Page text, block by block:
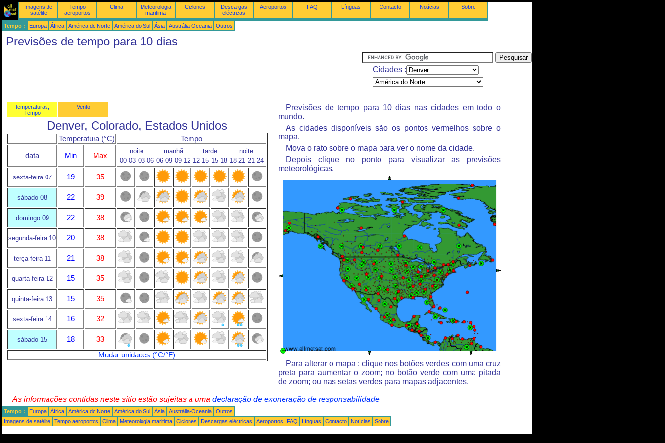
Imagens de
satélite
Tempo
aeroportos
Clima
Meteorologia
maritima
Ciclones
Descargas
eléctricas
Aeroportos FAQ Línguas Contacto Notícias Sobre
Tempo : Europa África América do Norte América do Sul Ásia Austrália-Oceania Outros
Previsões de tempo para 10 dias
Cidades :
temperaturas,
Tempo
Vento
Denver, Colorado, Estados Unidos
Temperatura (°C) Tempo
data Min Max
noite manhã tarde
noite
00-03 03-06 06-09 09-12 12-15 15-18 18-21 21-24
sexta-feira 07 19 35
sábado 08 22 39
domingo 09 22 38
segunda-feira 10 20 38
terça-feira 11 21 38
quarta-feira 12 15 35
quinta-feira 13 15 35
sexta-feira 14 16 32
sábado 15 18
33
Mudar unidades (°C/°F)
Previsões de tempo para 10 dias nas cidades em todo o
mundo.
As cidades disponíveis são os pontos vermelhos sobre o
mapa.
Mova o rato sobre o mapa para ver o nome da cidade.
Depois clique no ponto para visualizar as previsões
meteorológicas.
Para alterar o mapa : clique nos botões verdes com uma cruz
preta para aumentar o zoom; no botão verde com uma pitada
de zoom; ou nas setas verdes para mapas adjacentes.
As informações contidas neste sítio estão sujeitas a uma declaração de exoneração de responsabilidade
Tempo : Europa África América do Norte América do Sul Ásia Austrália-Oceania
Outros
Imagens de satélite
Tempo aeroportos Clima Meteorologia maritima Ciclones Descargas eléctricas Aeroportos FAQ Línguas Contacto Notícias Sobre